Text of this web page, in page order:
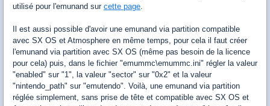
utilisé pour l'emunand sur cette page.
Il est aussi possible d'avoir une emunand via partition compatible
avec SX OS et Atmosphere en même temps, pour cela il faut créer
l'emunand via partition avec SX OS (même pas besoin de la licence
pour cela) puis, dans le fichier "emummc\emummc.ini" régler la valeur
"enabled" sur "1", la valeur "sector" sur "0x2" et la valeur
"nintendo_path" sur "emutendo". Voilà, une emunand via partition
réglée simplement, sans prise de tête et compatible avec SX OS et